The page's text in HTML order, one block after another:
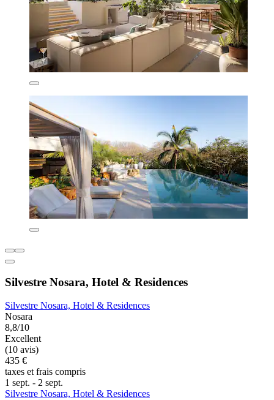
Silvestre Nosara, Hotel & Residences
Silvestre Nosara, Hotel & Residences
Nosara
8,8/10
Excellent
(10 avis)
435 €
taxes et frais compris
1 sept. - 2 sept.
Silvestre Nosara, Hotel & Residences